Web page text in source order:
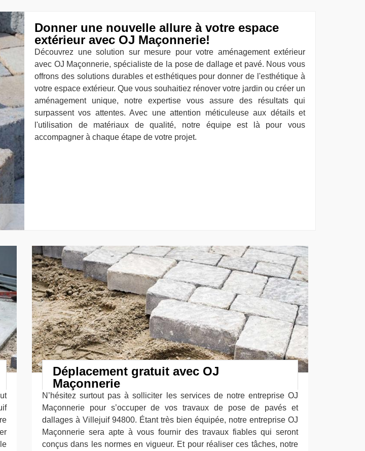
Donner une nouvelle allure à votre espace
extérieur avec OJ Maçonnerie!
Découvrez une solution sur mesure pour votre aménagement extérieur
avec OJ Maçonnerie, spécialiste de la pose de dallage et pavé. Nous vous
offrons des solutions durables et esthétiques pour donner de l'esthétique à
votre espace extérieur. Que vous souhaitiez rénover votre jardin ou créer un
aménagement unique, notre expertise vous assure des résultats qui
surpassent vos attentes. Avec une attention méticuleuse aux détails et
l'utilisation de matériaux de qualité, notre équipe est là pour vous
accompagner à chaque étape de votre projet.
Déplacement gratuit avec OJ
Maçonnerie
N’hésitez surtout pas à solliciter les services de notre entreprise OJ
Maçonnerie pour s’occuper de vos travaux de pose de pavés et
dallages à Villejuif 94800. Étant très bien équipée, notre entreprise OJ
Maçonnerie sera apte à vous fournir des travaux fiables qui seront
conçus dans les normes en vigueur. Et pour réaliser ces tâches, notre